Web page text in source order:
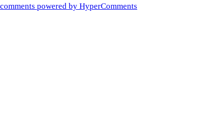
comments powered by HyperComments